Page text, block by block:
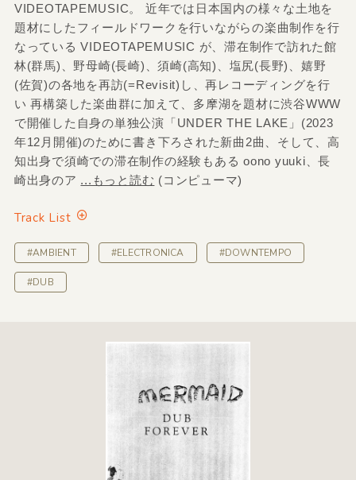
VIDEOTAPEMUSIC。 近年では日本国内の様々な土地を
題材にしたフィールドワークを行いながらの楽曲制作を行
なっている VIDEOTAPEMUSIC が、滞在制作で訪れた館
林(群馬)、野母崎(長崎)、須崎(高知)、塩尻(長野)、嬉野
(佐賀)の各地を再訪(=Revisit)し、再レコーディングを行
い 再構築した楽曲群に加えて、多摩湖を題材に渋谷WWW
で開催した自身の単独公演「UNDER THE LAKE」(2023
年12月開催)のために書き下ろされた新曲2曲、そして、高
知出身で須崎での滞在制作の経験もある oono yuuki、長
崎出身のア ...もっと読む (コンピューマ)
Track List
#AMBIENT #ELECTRONICA #DOWNTEMPO
#DUB